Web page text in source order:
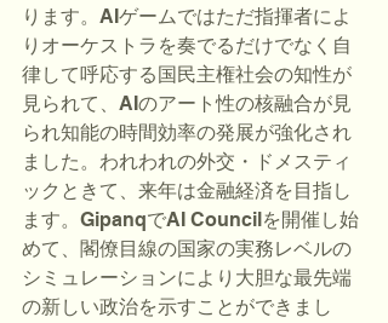
ります。AIゲームではただ指揮者によ
りオーケストラを奏でるだけでなく自
律して呼応する国民主権社会の知性が
見られて、AIのアート性の核融合が見
られ知能の時間効率の発展が強化され
ました。われわれの外交・ドメスティ
ックときて、来年は金融経済を目指し
ます。GipanqでAI Councilを開催し始
めて、閣僚目線の国家の実務レベルの
シミュレーションにより大胆な最先端
の新しい政治を示すことができまし